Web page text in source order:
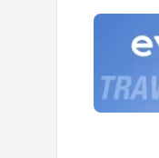
данные карты»: